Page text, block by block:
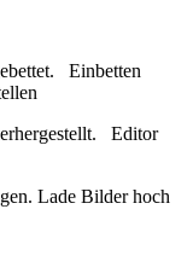
Einbetten
Editor
Lade Bilder hoch